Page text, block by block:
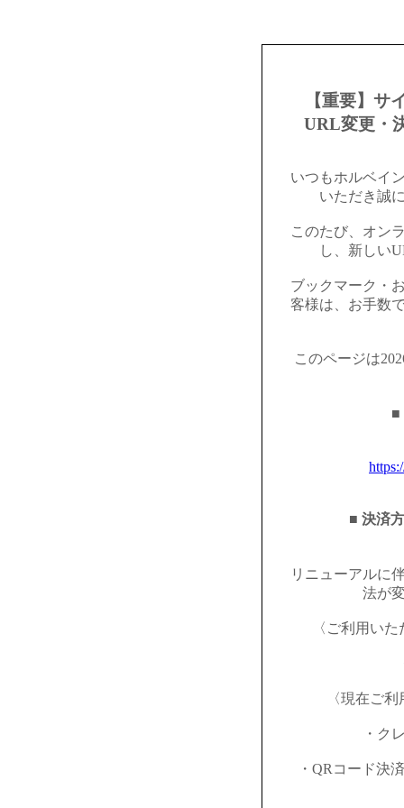
【重要】サ
URL変更・
いつもホルベイ
いただき誠
このたび、オン
し、新しい
ブックマーク・
客様は、お手数
このページは
■
■ 決済
リニューアルに
法が
〈ご利用い
〈現在ご
・ク
・QRコード決